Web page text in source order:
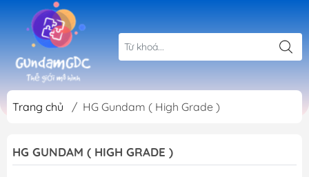
Trang chủ / HG Gundam ( High Grade )
HG GUNDAM ( HIGH GRADE )